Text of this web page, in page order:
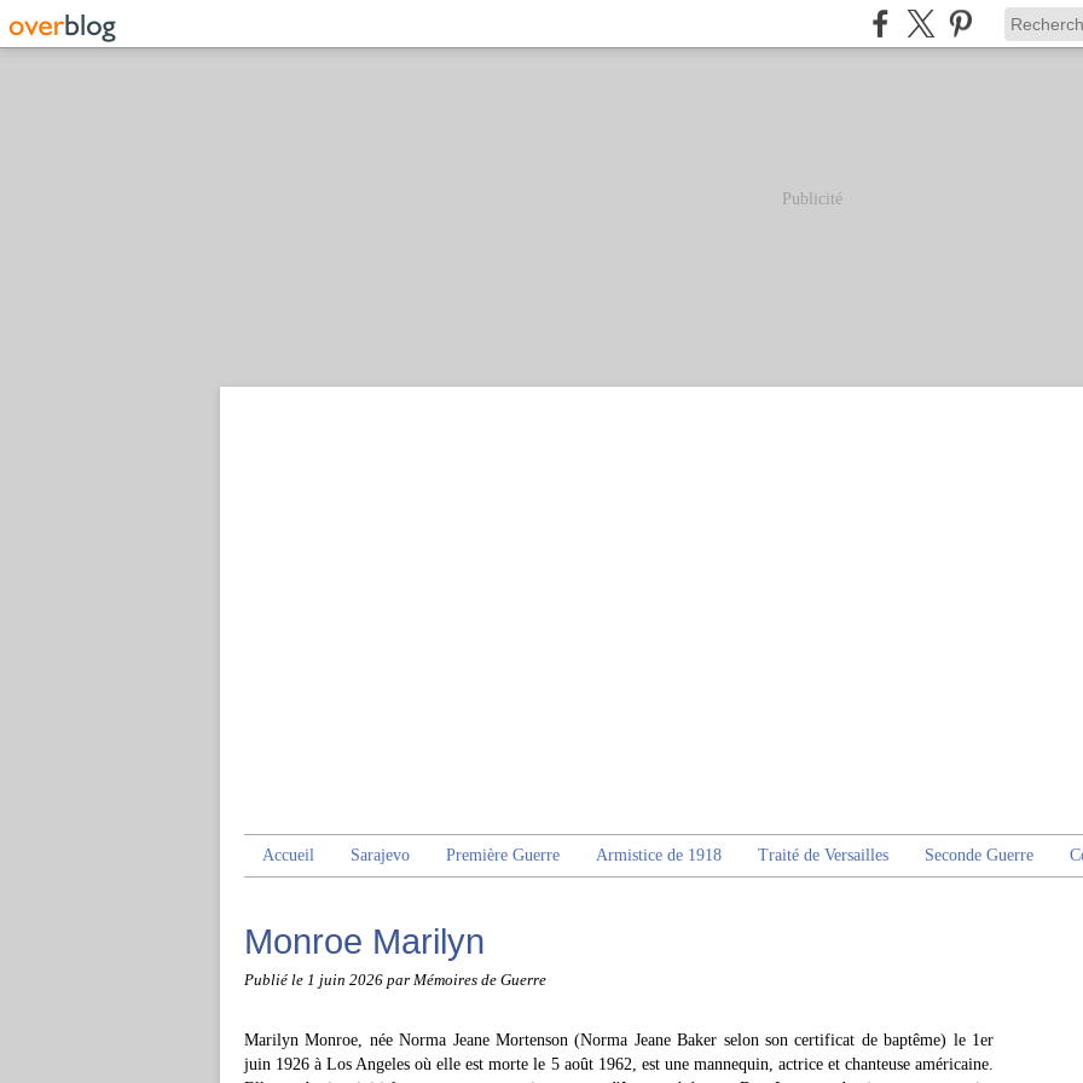
Publicité
Accueil Sarajevo Première Guerre Armistice de 1918 Traité de Versailles Seconde Guerre
Monroe Marilyn
Publié le 1 juin 2026 par Mémoires de Guerre
Marilyn Monroe, née Norma Jeane Mortenson (Norma Jeane Baker selon son certificat de baptême) le 1er
juin 1926 à Los Angeles où elle est morte le 5 août 1962, est une mannequin, actrice et chanteuse américaine.